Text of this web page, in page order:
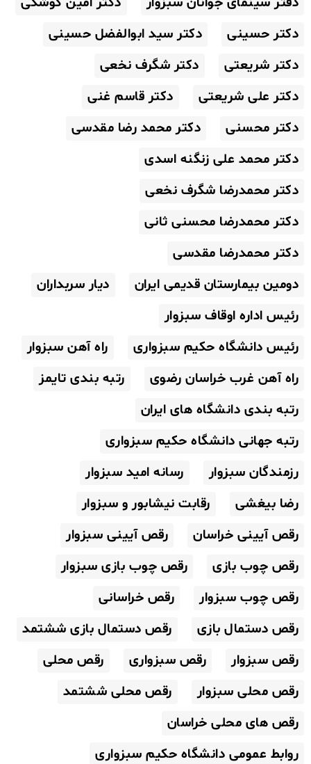
دکتر حسینی
دکتر سید ابوالفضل حسینی
دکتر شریعتی
دکتر شگرف نخعی
دکتر علی شریعتی
دکتر قاسم غنی
دکتر محسنی
دکتر محمد رضا مقدسی
دکتر محمد علی زنگنه اسدی
دکتر محمدرضا شگرف نخعی
دکتر محمدرضا محسنی ثانی
دکتر محمدرضا مقدسی
دومین بیمارستان قدیمی ایران
دیار سربداران
رئیس اداره اوقاف سبزوار
رئیس دانشگاه حکیم سبزواری
راه آهن سبزوار
راه آهن غرب خراسان رضوی
رتبه بندی تایمز
رتبه بندی دانشگاه های ایران
رتبه جهانی دانشگاه حکیم سبزواری
رزمندگان سبزوار
رسانه امید سبزوار
رضا بیغشی
رقابت نیشابور و سبزوار
رقص آیینی خراسان
رقص آیینی سبزوار
رقص چوب بازی
رقص چوب بازی سبزوار
رقص چوب سبزوار
رقص خراسانی
رقص دستمال بازی
رقص دستمال بازی ششتمد
رقص سبزوار
رقص سبزواری
رقص محلی
رقص محلی سبزوار
رقص محلی ششتمد
رقص های محلی خراسان
روابط عمومی دانشگاه حکیم سبزواری